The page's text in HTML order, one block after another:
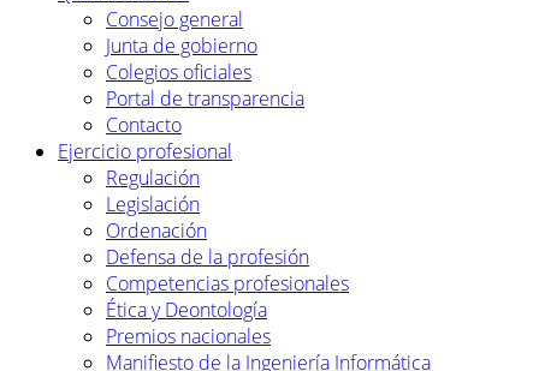
Consejo general
Junta de gobierno
Colegios oficiales
Portal de transparencia
Contacto
Ejercicio profesional
Regulación
Legislación
Ordenación
Defensa de la profesión
Competencias profesionales
Ética y Deontología
Premios nacionales
Manifiesto de la Ingeniería Informática